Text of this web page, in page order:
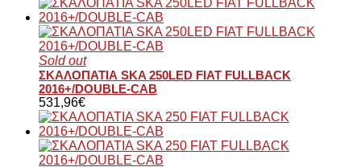
Sold out
ΣΚΑΛΟΠΑΤΙΑ SKA 250LED FIAT FULLBACK
2016+/DOUBLE-CAB
531,96€